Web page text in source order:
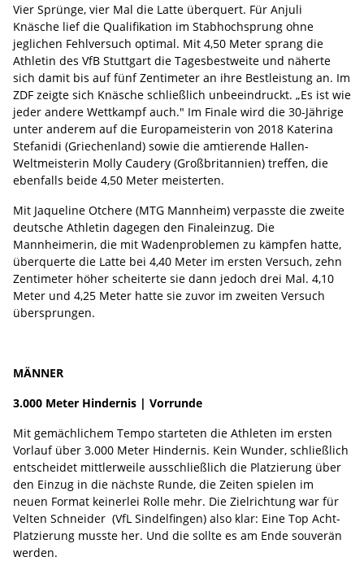
Vier Sprünge, vier Mal die Latte überquert. Für Anjuli
Knäsche lief die Qualifikation im Stabhochsprung ohne
jeglichen Fehlversuch optimal. Mit 4,50 Meter sprang die
Athletin des VfB Stuttgart die Tagesbestweite und näherte
sich damit bis auf fünf Zentimeter an ihre Bestleistung an. Im
ZDF zeigte sich Knäsche schließlich unbeeindruckt. „Es ist wie
jeder andere Wettkampf auch." Im Finale wird die 30-Jährige
unter anderem auf die Europameisterin von 2018 Katerina
Stefanidi (Griechenland) sowie die amtierende Hallen-
Weltmeisterin Molly Caudery (Großbritannien) treffen, die
ebenfalls beide 4,50 Meter meisterten.
Mit Jaqueline Otchere (MTG Mannheim) verpasste die zweite
deutsche Athletin dagegen den Finaleinzug. Die
Mannheimerin, die mit Wadenproblemen zu kämpfen hatte,
überquerte die Latte bei 4,40 Meter im ersten Versuch, zehn
Zentimeter höher scheiterte sie dann jedoch drei Mal. 4,10
Meter und 4,25 Meter hatte sie zuvor im zweiten Versuch
übersprungen.
MÄNNER
3.000 Meter Hindernis | Vorrunde
Mit gemächlichem Tempo starteten die Athleten im ersten
Vorlauf über 3.000 Meter Hindernis. Kein Wunder, schließlich
entscheidet mittlerweile ausschließlich die Platzierung über
den Einzug in die nächste Runde, die Zeiten spielen im
neuen Format keinerlei Rolle mehr. Die Zielrichtung war für
Velten Schneider (VfL Sindelfingen) also klar: Eine Top Acht-
Platzierung musste her. Und die sollte es am Ende souverän
werden.